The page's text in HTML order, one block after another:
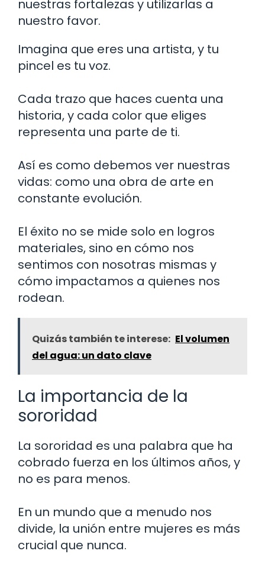
nuestras fortalezas y utilizarlas a
nuestro favor.
Imagina que eres una artista, y tu
pincel es tu voz.
Cada trazo que haces cuenta una
historia, y cada color que eliges
representa una parte de ti.
Así es como debemos ver nuestras
vidas: como una obra de arte en
constante evolución.
El éxito no se mide solo en logros
materiales, sino en cómo nos
sentimos con nosotras mismas y
cómo impactamos a quienes nos
rodean.
Quizás también te interese: El volumen
del agua: un dato clave
La importancia de la
sororidad
La sororidad es una palabra que ha
cobrado fuerza en los últimos años, y
no es para menos.
En un mundo que a menudo nos
divide, la unión entre mujeres es más
crucial que nunca.